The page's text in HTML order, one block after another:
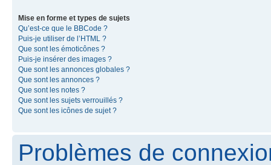
Mise en forme et types de sujets
Qu’est-ce que le BBCode ?
Puis-je utiliser de l’HTML ?
Que sont les émoticônes ?
Puis-je insérer des images ?
Que sont les annonces globales ?
Que sont les annonces ?
Que sont les notes ?
Que sont les sujets verrouillés ?
Que sont les icônes de sujet ?
Problèmes de